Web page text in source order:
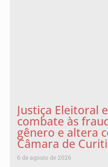
Justiça Eleitoral
combate às
gênero e altera
Câmara de
6 de agosto de 2026